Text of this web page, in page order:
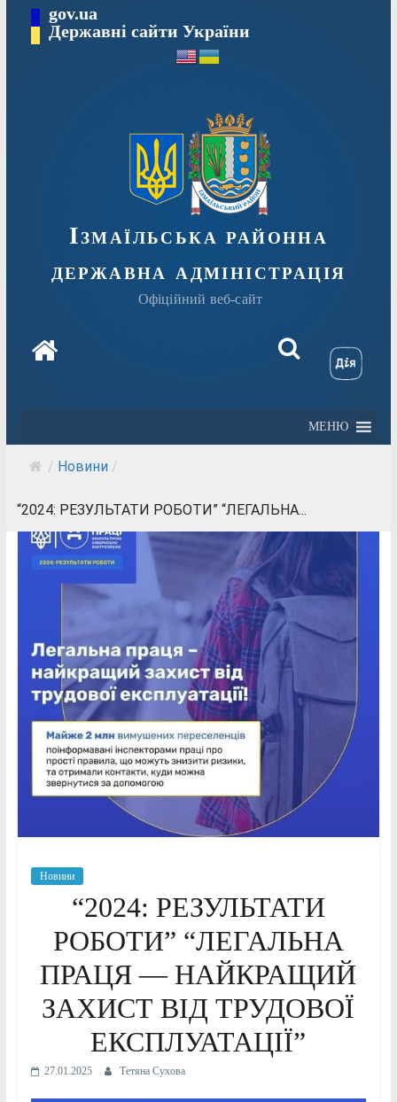
вмісту
gov.ua
Державні сайти України
Ізмаїльська районна
державна адміністрація
Офіційний веб-сайт
МЕНЮ
/ Новини /
“2024: РЕЗУЛЬТАТИ РОБОТИ” “ЛЕГАЛЬНА...
Новини
“2024: РЕЗУЛЬТАТИ
РОБОТИ” “ЛЕГАЛЬНА
ПРАЦЯ — НАЙКРАЩИЙ
ЗАХИСТ ВІД ТРУДОВОЇ
ЕКСПЛУАТАЦІЇ”
27.01.2025 Тетяна Сухова